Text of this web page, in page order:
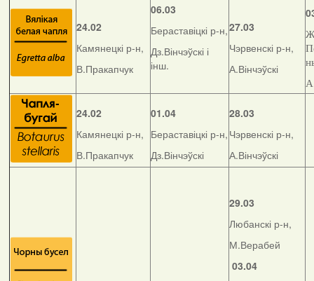
24.02
Камянецкі р-н,
В.Пракапчук
06.03
Бераставіцкі р-н,
Дз.Вінчэўскі і
інш.
27.03
Чэрвенскі р-н,
А.Вінчэўскі
24.02
Камянецкі р-н,
В.Пракапчук
01.04
Бераставіцкі р-н,
Дз.Вінчэўскі
28.03
Чэрвенскі р-н,
А.Вінчэўскі
29.03
Любанскі р-н,
М.Верабей
03.04